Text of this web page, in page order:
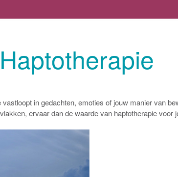
vastloopt in gedachten, emoties of jouw manier van
ervaar dan de waarde van haptotherapie voor